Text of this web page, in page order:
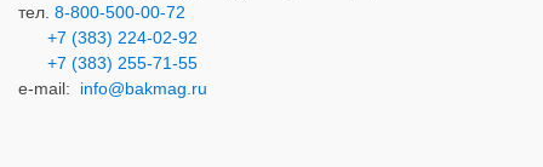
тел. 8-800-500-00-72
+7 (383) 224-02-92
+7 (383) 255-71-55
e-mail: info@bakmag.ru